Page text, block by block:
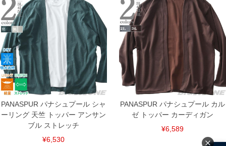
PANASPUR パナシュプール シャ
ーリング 天竺 トッパー アンサン
ブル ストレッチ
¥6,530
PANASPUR パナシュプール カル
ゼ トッパー カーディガン
¥6,589